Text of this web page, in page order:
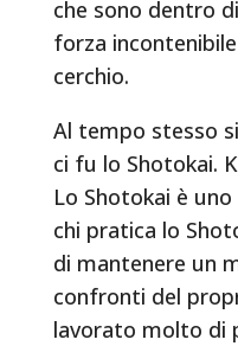
che sono dentro
forza
cerchio.
Al tempo stesso
ci fu lo Shotokai.
Lo Shotokai è
chi pratica lo
di mantenere un
confronti del
lavorato molto di